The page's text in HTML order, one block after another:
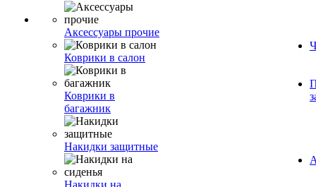
Аксессуары прочие
Коврики в салон
Коврики в
багажник
Накидки защитные
Накидки на